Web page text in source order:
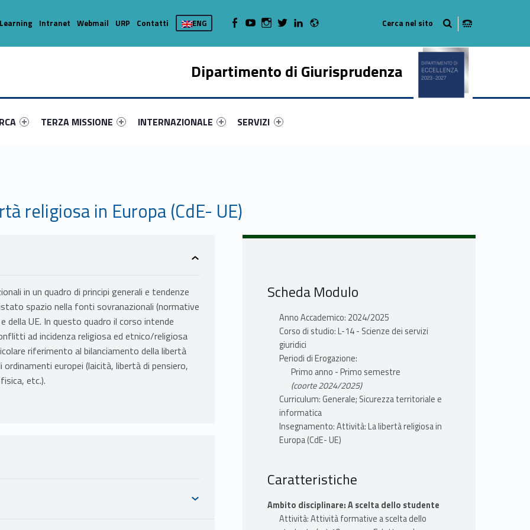
Dipartimento di Giurisprudenza
primary-99228-16
#link-menu-primary-75294-37
Link identifier #link-menu-primary-28585-45
TERZA MISSIONE
Link identifier #link-menu-primary-3567-50
INTERNAZIONALE
Link identifier #link-menu-primary-89775-62
SERVIZI
Intranet Webmail URP Contatti ENG WebMan on Facebook
WebMan on YoutubeWebMan on Instagram
WebMan on TwitterWebMan on LinkedIn
religiosa in Europa (CdE- UE)
in un quadro di principi generali e tendenze
spazio nella fonti sovranazionali (normative
della UE. In questo quadro il corso intende
ad incidenza religiosa ed etnico/religiosa
riferimento al bilanciamento della libertà
europei (laicità, libertà di pensiero,
etc.).
Scheda Modulo
Anno Accademico: 2024/2025
Corso di studio: L-14 - Scienze dei servizi
giuridici
Periodi di Erogazione:
Primo anno - Primo semestre
(coorte 2024/2025)
Curriculum: Generale; Sicurezza territoriale e
informatica
Insegnamento: Attività: La libertà religiosa in
Europa (CdE- UE)
Caratteristiche
Ambito disciplinare: A scelta dello studente
Attività: Attività formative a scelta dello